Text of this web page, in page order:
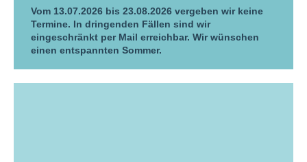
Vom 13.07.2026 bis 23.08.2026 vergeben wir keine
Termine. In dringenden Fällen sind wir
eingeschränkt per Mail erreichbar. Wir wünschen
einen entspannten Sommer.